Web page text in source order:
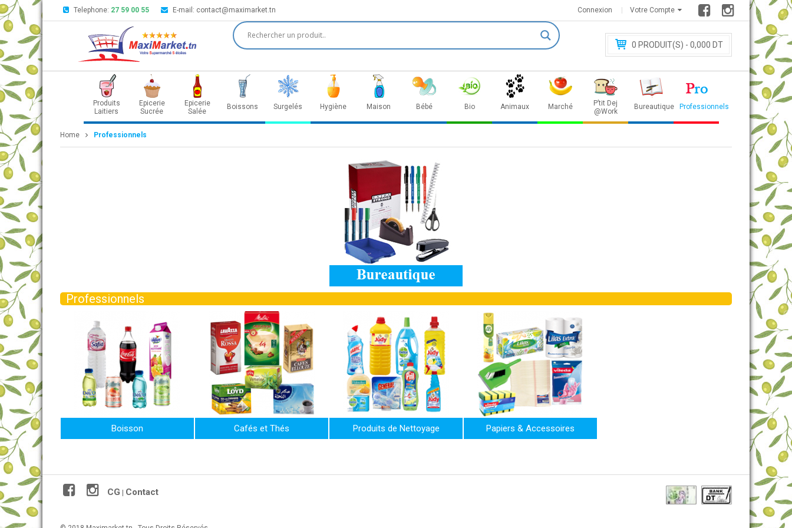
Telephone: 27 59 00 55 E-mail: contact@maximarket.tn Votre Compte
Connexion
0 PRODUIT(S) - 0,000 DT
Produits
Laitiers
Epicerie
Sucrée
Epicerie
Salée
Boissons Surgelés Hygiène Maison Bébé Bio Animaux Marché
P’tit Dej
@Work
Bureautique Professionnels
Home Professionnels
Professionnels
Boisson Cafés et Thés Produits de Nettoyage Papiers & Accessoires
CG Contact